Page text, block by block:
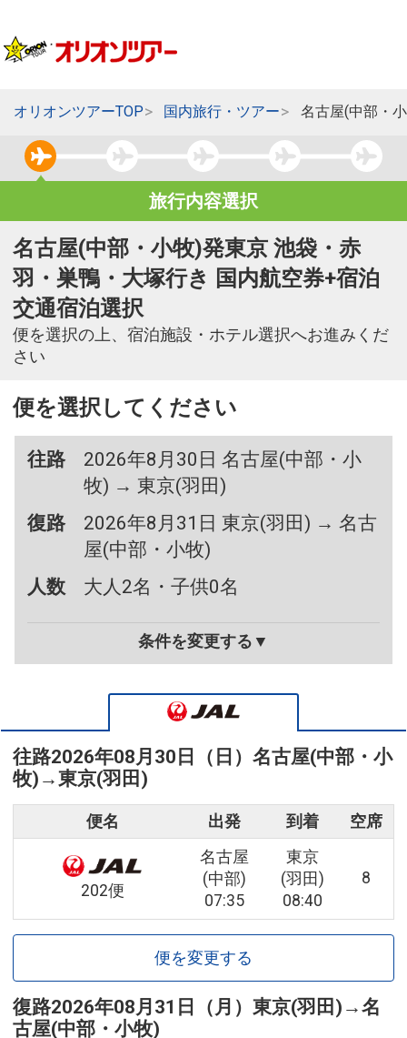
オリオンツアーTOP 国内旅行・ツアー 名古屋(中部・
旅行内容選択
名古屋(中部・小牧)発東京 池袋・赤
羽・巣鴨・大塚行き 国内航空券+宿泊
交通宿泊選択
便を選択の上、宿泊施設・ホテル選択へお進みくだ
さい
便を選択してください
往路
2026年8月30日 名古屋(中部・小
牧) → 東京(羽田)
復路
2026年8月31日 東京(羽田) → 名古
屋(中部・小牧)
人数
大人2名・子供0名
条件を変更する▼
往路2026年08月30日（日） 名古屋(中部・小
牧) →東京(羽田)
便名 出発 到着 空席
202便
名古屋
(中部)
07:35
東京
(羽田)
08:40
8
便を変更する
復路2026年08月31日（月） 東京(羽田) →名
古屋(中部・小牧)